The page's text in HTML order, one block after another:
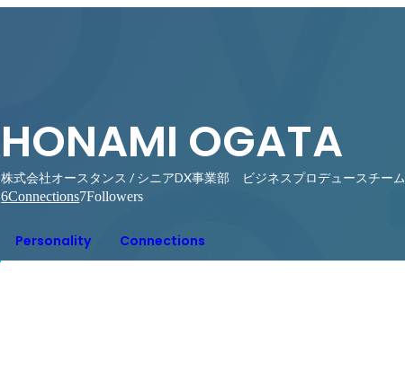
HONAMI OGATA
株式会社オースタンス / シニアDX事業部 ビジネスプロデュースチーム
6Connections7Followers
Personality Connections